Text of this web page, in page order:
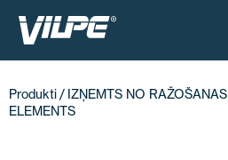
Produkti / IZŅEMTS NO RAŽOŠANAS
ELEMENTS